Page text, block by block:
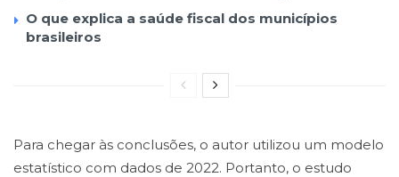
O que explica a saúde fiscal dos municípios
brasileiros
Para chegar às conclusões, o autor utilizou um modelo
estatístico com dados de 2022. Portanto, o estudo